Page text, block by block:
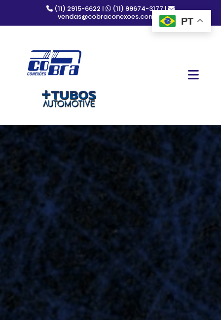
PT
(11) 2915-6622 | (11) 99674-3177|
vendas@cobraconexoes.com.br